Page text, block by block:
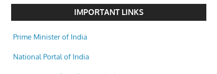
IMPORTANT LINKS
Prime Minister of India
National Portal of India
government of madhya pradesh